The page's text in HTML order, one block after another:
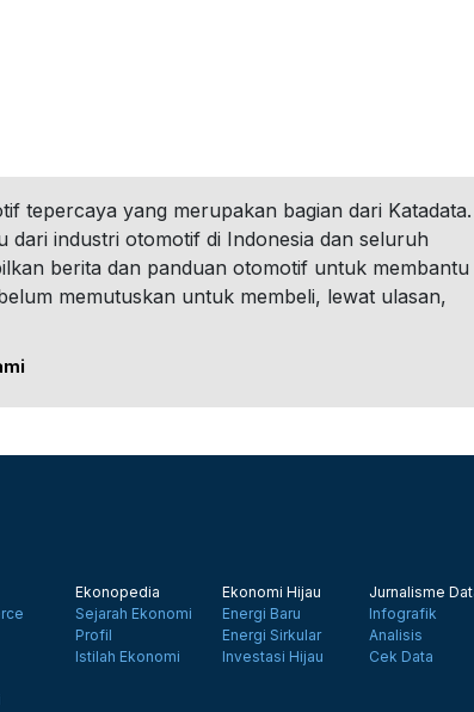
tepercaya yang merupakan bagian dari Katadata.
dari industri otomotif di Indonesia dan seluruh
berita dan panduan otomotif untuk membantu
memutuskan untuk membeli, lewat ulasan,
Ekonopedia
Sejarah Ekonomi
Profil
Istilah Ekonomi
Ekonomi Hijau
Energi Baru
Energi Sirkular
Investasi Hijau
Jurnalisme
Infografik
Analisis
Cek Data